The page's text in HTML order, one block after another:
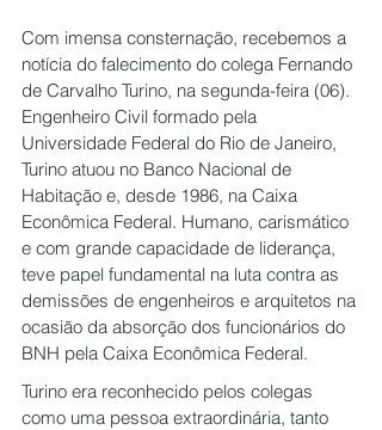
Com imensa consternação, recebemos a
notícia do falecimento do colega Fernando
de Carvalho Turino, na segunda-feira (06).
Engenheiro Civil formado pela
Universidade Federal do Rio de Janeiro,
Turino atuou no Banco Nacional de
Habitação e, desde 1986, na Caixa
Econômica Federal. Humano, carismático
e com grande capacidade de liderança,
teve papel fundamental na luta contra as
demissões de engenheiros e arquitetos na
ocasião da absorção dos funcionários do
BNH pela Caixa Econômica Federal.
Turino era reconhecido pelos colegas
como uma pessoa extraordinária, tanto